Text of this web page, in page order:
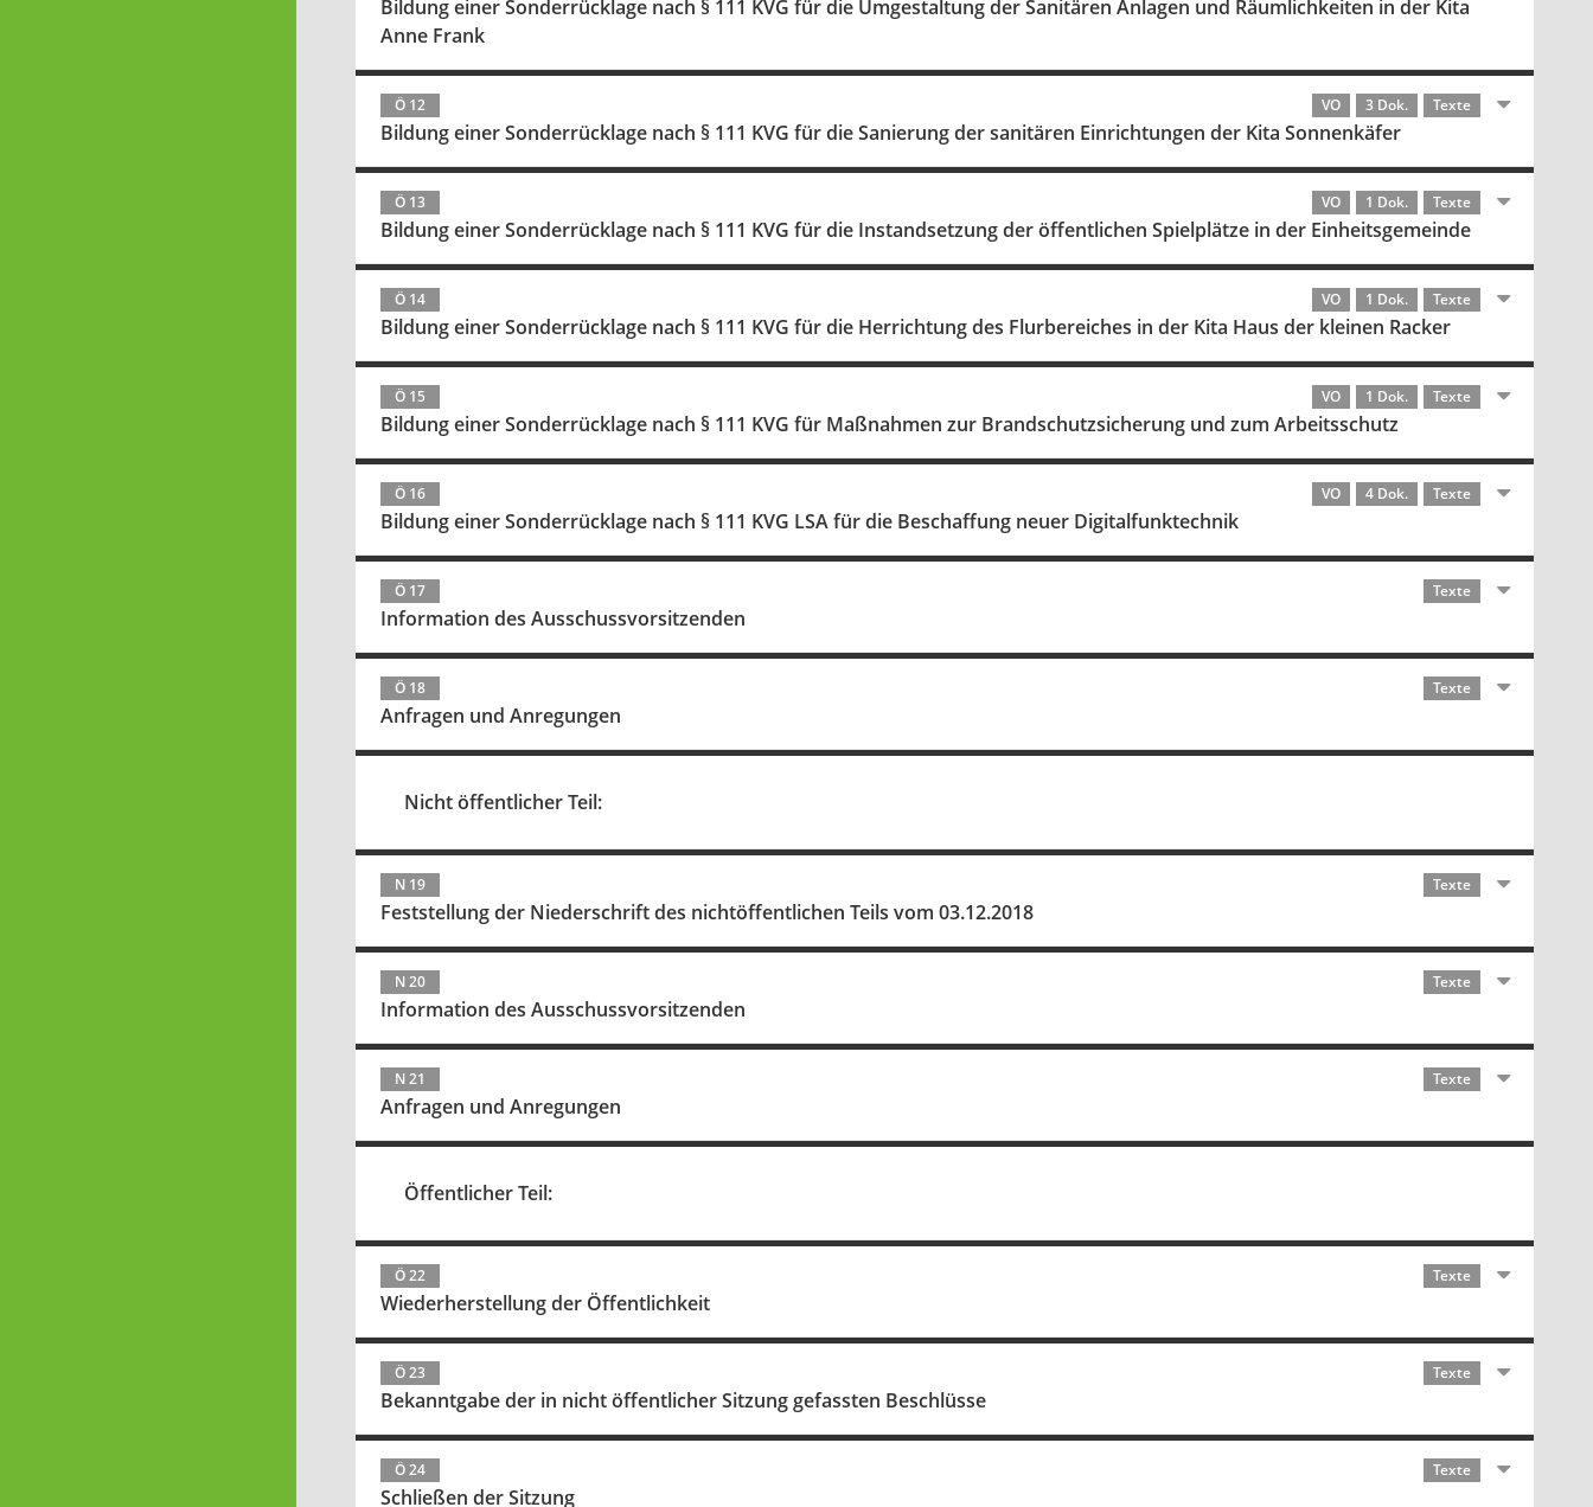
Bildung einer Sonderrücklage nach § 111 KVG für die Umgestaltung der Sanitären Anlagen und Räumlichkeiten in der Kita
Anne Frank
Ö 12 VO 3 Dok. Texte
Bildung einer Sonderrücklage nach § 111 KVG für die Sanierung der sanitären Einrichtungen der Kita Sonnenkäfer
Ö 13 VO 1 Dok. Texte
Bildung einer Sonderrücklage nach § 111 KVG für die Instandsetzung der öffentlichen Spielplätze in der Einheitsgemeinde
Ö 14 VO 1 Dok. Texte
Bildung einer Sonderrücklage nach § 111 KVG für die Herrichtung des Flurbereiches in der Kita Haus der kleinen Racker
Ö 15 VO 1 Dok. Texte
Bildung einer Sonderrücklage nach § 111 KVG für Maßnahmen zur Brandschutzsicherung und zum Arbeitsschutz
Ö 16 VO 4 Dok. Texte
Bildung einer Sonderrücklage nach § 111 KVG LSA für die Beschaffung neuer Digitalfunktechnik
Ö 17 Texte
Information des Ausschussvorsitzenden
Ö 18 Texte
Anfragen und Anregungen
Nicht öffentlicher Teil:
N 19 Texte
Feststellung der Niederschrift des nichtöffentlichen Teils vom 03.12.2018
N 20 Texte
Information des Ausschussvorsitzenden
N 21 Texte
Anfragen und Anregungen
Öffentlicher Teil:
Ö 22 Texte
Wiederherstellung der Öffentlichkeit
Ö 23 Texte
Bekanntgabe der in nicht öffentlicher Sitzung gefassten Beschlüsse
Ö 24 Texte
Schließen der Sitzung